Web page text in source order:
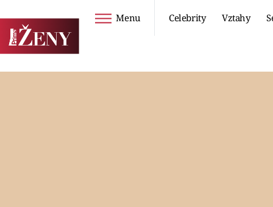
Menu Celebrity Vztahy